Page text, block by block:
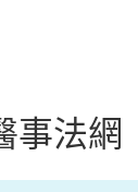
事法網